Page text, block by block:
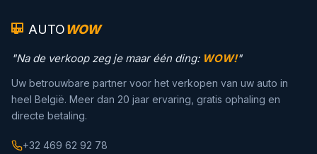
AUTOWOW
"Na de verkoop zeg je maar één ding: WOW!"
Uw betrouwbare partner voor het verkopen van uw auto in
heel België. Meer dan 20 jaar ervaring, gratis ophaling en
directe betaling.
+32 469 62 92 78